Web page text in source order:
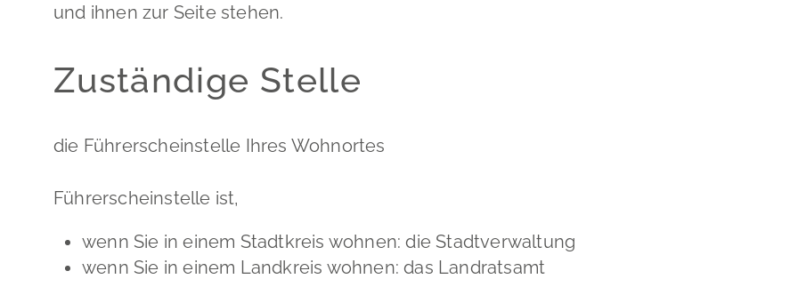
und ihnen zur Seite stehen.
Zuständige Stelle
die Führerscheinstelle Ihres Wohnortes
Führerscheinstelle ist,
wenn Sie in einem Stadtkreis wohnen: die Stadtverwaltung
wenn Sie in einem Landkreis wohnen: das Landratsamt